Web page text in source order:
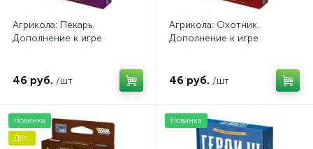
Агрикола: Пекарь.
Дополнение к игре
46 руб. /шт
Агрикола: Охотник.
Дополнение к игре
46 руб. /шт
Новинка
Доп.
Новинка